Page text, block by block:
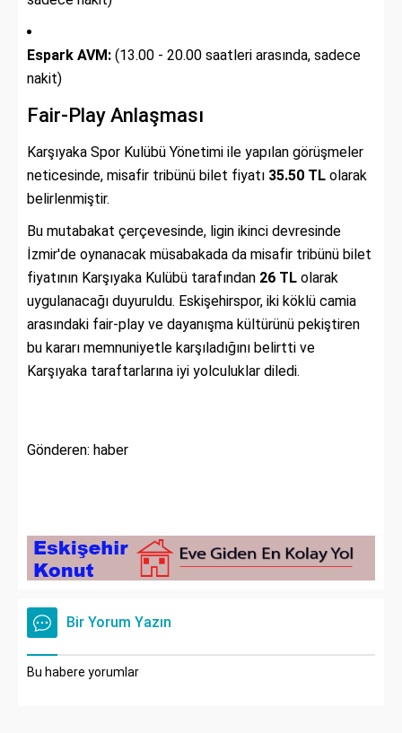
Espark AVM: (13.00 - 20.00 saatleri arasında, sadece
nakit)
Fair-Play Anlaşması
Karşıyaka Spor Kulübü Yönetimi ile yapılan görüşmeler
neticesinde, misafir tribünü bilet fiyatı 35.50 TL olarak
belirlenmiştir.
Bu mutabakat çerçevesinde, ligin ikinci devresinde
İzmir'de oynanacak müsabakada da misafir tribünü bilet
fiyatının Karşıyaka Kulübü tarafından 26 TL olarak
uygulanacağı duyuruldu. Eskişehirspor, iki köklü camia
arasındaki fair-play ve dayanışma kültürünü pekiştiren
bu kararı memnuniyetle karşıladığını belirtti ve
Karşıyaka taraftarlarına iyi yolculuklar diledi.
Gönderen: haber
Bir Yorum Yazın
Bu habere yorumlar